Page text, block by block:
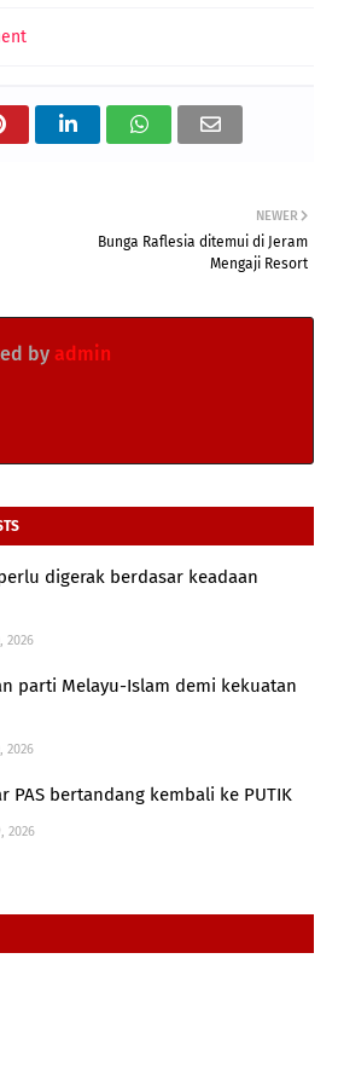
NEWER
Bunga Raflesia ditemui di Jeram
Mengaji Resort
by admin
digerak berdasar keadaan
2026
parti Melayu-Islam demi kekuatan
2026
PAS bertandang kembali ke PUTIK
2026